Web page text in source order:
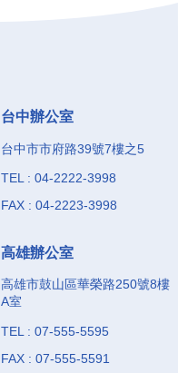
台中辦公室
台中市市府路39號7樓之5
TEL : 04-2222-3998
FAX : 04-2223-3998
高雄辦公室
高雄市鼓山區華榮路250號8樓
A室
TEL : 07-555-5595
FAX : 07-555-5591